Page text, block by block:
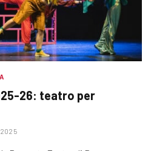
26: teatro per